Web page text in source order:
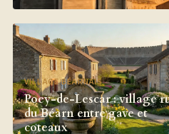
VILLAGE BÉARNAIS
Poey-de-Lescar : village
du Béarn entre gave et
coteaux